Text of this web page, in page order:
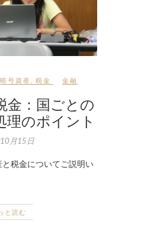
暗号資産 税金 金融
金：国ごとの
理のポイント
月15日
税金についてご説明い
と読む